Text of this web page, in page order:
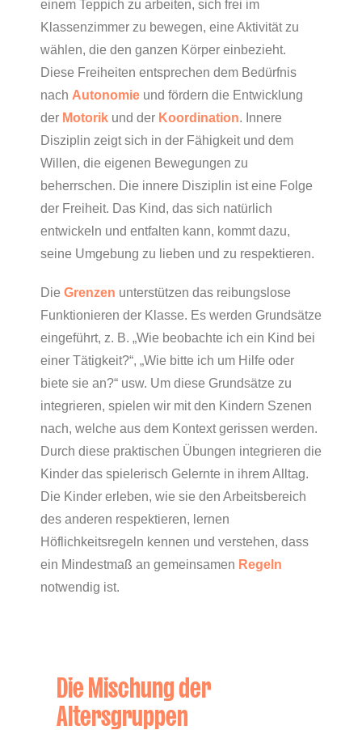
einem Teppich zu arbeiten, sich frei im
Klassenzimmer zu bewegen, eine Aktivität zu
wählen, die den ganzen Körper einbezieht.
Diese Freiheiten entsprechen dem Bedürfnis
nach Autonomie und fördern die Entwicklung
der Motorik und der Koordination. Innere
Disziplin zeigt sich in der Fähigkeit und dem
Willen, die eigenen Bewegungen zu
beherrschen. Die innere Disziplin ist eine Folge
der Freiheit. Das Kind, das sich natürlich
entwickeln und entfalten kann, kommt dazu,
seine Umgebung zu lieben und zu respektieren.
Die Grenzen unterstützen das reibungslose
Funktionieren der Klasse. Es werden Grundsätze
eingeführt, z. B. „Wie beobachte ich ein Kind bei
einer Tätigkeit?“, „Wie bitte ich um Hilfe oder
biete sie an?“ usw. Um diese Grundsätze zu
integrieren, spielen wir mit den Kindern Szenen
nach, welche aus dem Kontext gerissen werden.
Durch diese praktischen Übungen integrieren die
Kinder das spielerisch Gelernte in ihrem Alltag.
Die Kinder erleben, wie sie den Arbeitsbereich
des anderen respektieren, lernen
Höflichkeitsregeln kennen und verstehen, dass
ein Mindestmaß an gemeinsamen Regeln
notwendig ist.
Die Mischung der
Altersgruppen